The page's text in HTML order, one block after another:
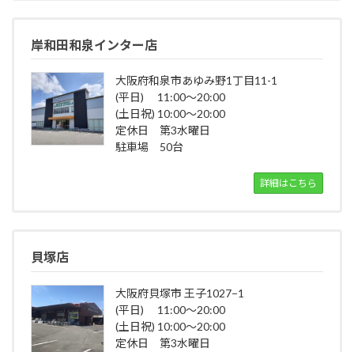
岸和田和泉インター店
大阪府和泉市あゆみ野1丁目11-1
(平日) 11:00～20:00
(土日祝) 10:00～20:00
定休日 第3水曜日
駐車場 50台
詳細はこちら
貝塚店
大阪府貝塚市 王子1027−1
(平日) 11:00～20:00
(土日祝) 10:00～20:00
定休日 第3水曜日